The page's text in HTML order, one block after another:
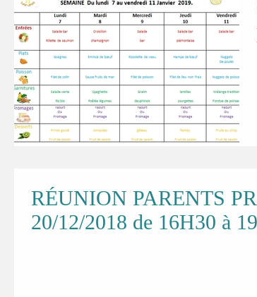
RÉUNION PARENTS
20/12/2018 de 16H30 à